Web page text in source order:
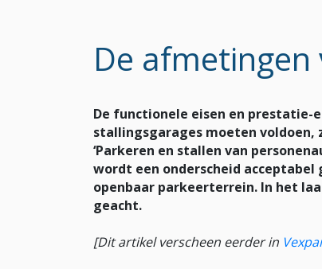
De
De functionele eisen en prestatie-
stallingsgarages moeten voldoen,
‘Parkeren en stallen van
wordt een onderscheid
openbaar parkeerterrein. In het
geacht.
[Dit artikel verscheen eerder in